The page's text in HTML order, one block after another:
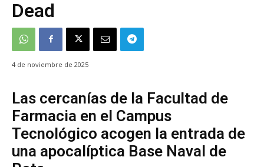
Dead
4 de noviembre de 2025
Las cercanías de la Facultad de
Farmacia en el Campus
Tecnológico acogen la entrada de
una apocalíptica Base Naval de